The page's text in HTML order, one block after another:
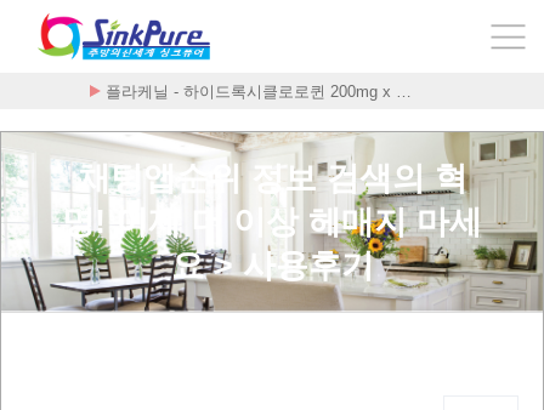
플라케닐 - 하이드록시클로로퀸 200mg x …
채팅앱순위 정보 검색의 혁
명! 이제 더 이상 헤매지 마세
요 > 사용후기